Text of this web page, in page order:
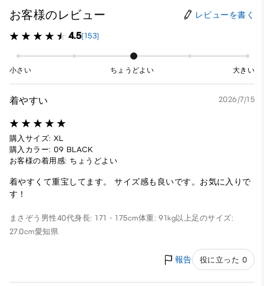
お客様のレビュー レビューを書く
4.5(153)
小さい ちょうどよい 大きい
着やすい 2026/7/15
購入サイズ: XL
購入カラー: 09 BLACK
お客様の着用感: ちょうどよい
着やすくて重宝してます。 サイズ感も良いです。お気に入りで
す！
まさぞう 男性40代身長: 171 - 175cm体重: 91kg以上足のサイズ:
27.0cm愛知県
報告 役に立った 0